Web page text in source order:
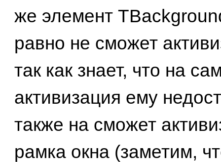
же элемент
равно не сможет
так как знает, что на
активизация ему
также на сможет
рамка окна (заметим,